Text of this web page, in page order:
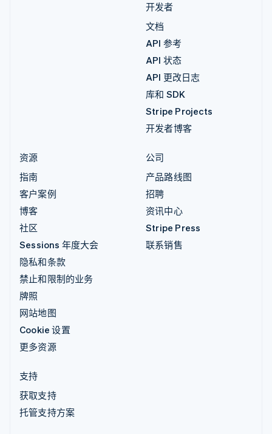
开发者
文档
API 参考
API 状态
API 更改日志
库和 SDK
Stripe Projects
开发者博客
资源
指南
客户案例
博客
社区
Sessions 年度大会
隐私和条款
禁止和限制的业务
牌照
网站地图
Cookie 设置
更多资源
公司
产品路线图
招聘
资讯中心
Stripe Press
联系销售
支持
获取支持
托管支持方案